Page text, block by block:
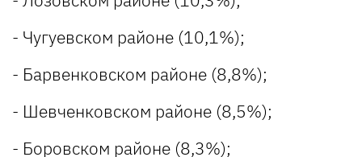
- Чугуевском районе (10,1%);
- Барвенковском районе (8,8%);
- Шевченковском районе (8,5%);
- Боровском районе (8,3%);